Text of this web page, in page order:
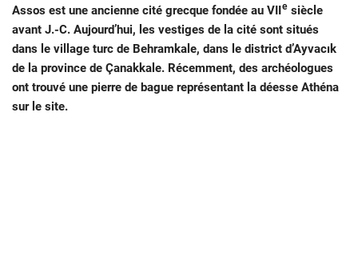
Assos est une ancienne cité grecque fondée au VII e siècle
avant J.-C. Aujourd’hui, les vestiges de la cité sont situés
dans le village turc de Behramkale, dans le district d’Ayvacık
de la province de Çanakkale. Récemment, des archéologues
ont trouvé une pierre de bague représentant la déesse Athéna
sur le site.